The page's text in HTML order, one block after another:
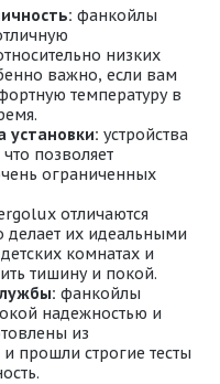
фанкойлы
низких
важно, если вам
температуру в
установки: устройства
позволяет
ограниченных
отличаются
их идеальными
комнатах и
тишину и покой.
фанкойлы
надежностью и
из
прошли строгие тесты